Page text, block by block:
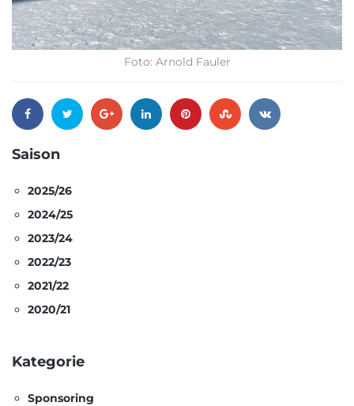
Foto: Arnold Fauler
Saison
2025/26
2024/25
2023/24
2022/23
2021/22
2020/21
Kategorie
Sponsoring